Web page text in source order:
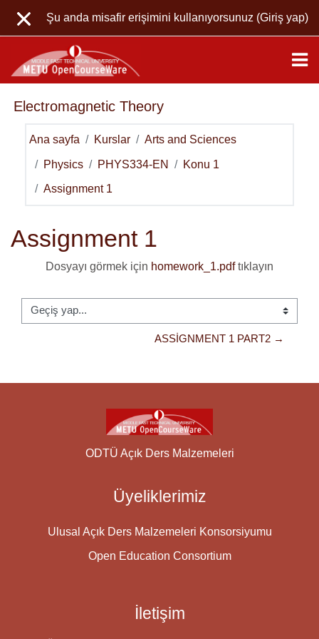
Şu anda misafir erişimini kullanıyorsunuz (Giriş yap)
Electromagnetic Theory
Ana sayfa Kurslar Arts and Sciences
Physics PHYS334-EN Konu 1
Assignment 1
Assignment 1
Dosyayı görmek için homework_1.pdftıklayın
Geçiş yap...
ASSIGNMENT 1 PART2 →
ODTÜ Açık Ders Malzemeleri
Üyeliklerimiz
Ulusal Açık Ders Malzemeleri Konsorsiyumu
Open Education Consortium
İletişim